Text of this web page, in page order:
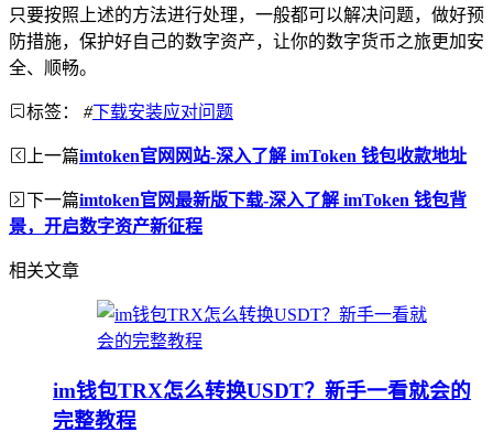
只要按照上述的方法进行处理，一般都可以解决问题，做好预
防措施，保护好自己的数字资产，让你的数字货币之旅更加安
全、顺畅。
标签： #下载安装应对问题
上一篇imtoken官网网站-深入了解 imToken 钱包收款地址
下一篇imtoken官网最新版下载-深入了解 imToken 钱包背
景，开启数字资产新征程
相关文章
im钱包TRX怎么转换USDT？新手一看就会的
完整教程